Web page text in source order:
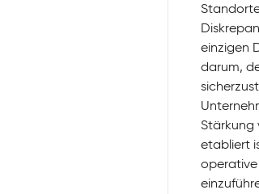
einzigen
darum,
Stärkung
etabliert
operative